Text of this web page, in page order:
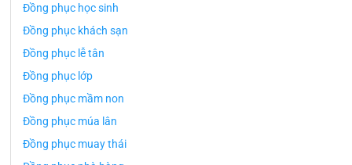
Đồng phục học sinh
Đồng phục khách sạn
Đồng phục lễ tân
Đồng phục lớp
Đồng phục mầm non
Đồng phục múa lân
Đồng phục muay thái